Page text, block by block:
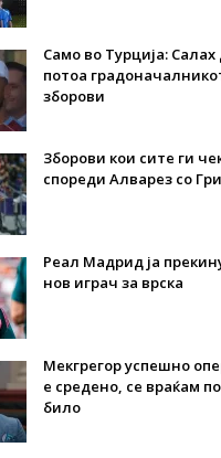
Само во Турција:
потоа
зборови
Зборови кои сите ги
спореди Алварез со
Реал Мадрид ја
нов играч за врска
Мекгрегор успешно
е средено, се враќам
било